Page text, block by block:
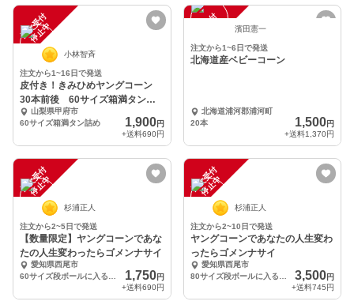
注
文
受
付
停
止
中
小林智斉
注文から1~16日で発送
皮付き！きみひめヤングコーン
30本前後 60サイズ箱満タン詰
め！山梨県甲府市
60サイズ箱満タン詰め
1,900円
+送料690円
注
文
受
付
停
止 濱田憲一
注文から1~6日で発送
北海道産ベビーコーン
北海道浦河郡浦河町
20本
1,500円
+送料1,370円
注
文
受
付
停
止
中
杉浦正人
注文から2~5日で発送
【数量限定】ヤングコーンであな
たの人生変わったらゴメンナサイ
愛知県西尾市
1,750円
+送料690円
注
文
受
付
停
止
中
杉浦正人
注文から2~10日で発送
ヤングコーンであなたの人生変わ
ったらゴメンナサイ
愛知県西尾市
3,500円
+送料745円